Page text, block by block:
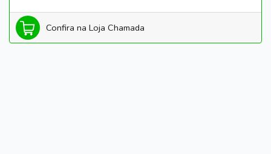
Confira na Loja Chamada